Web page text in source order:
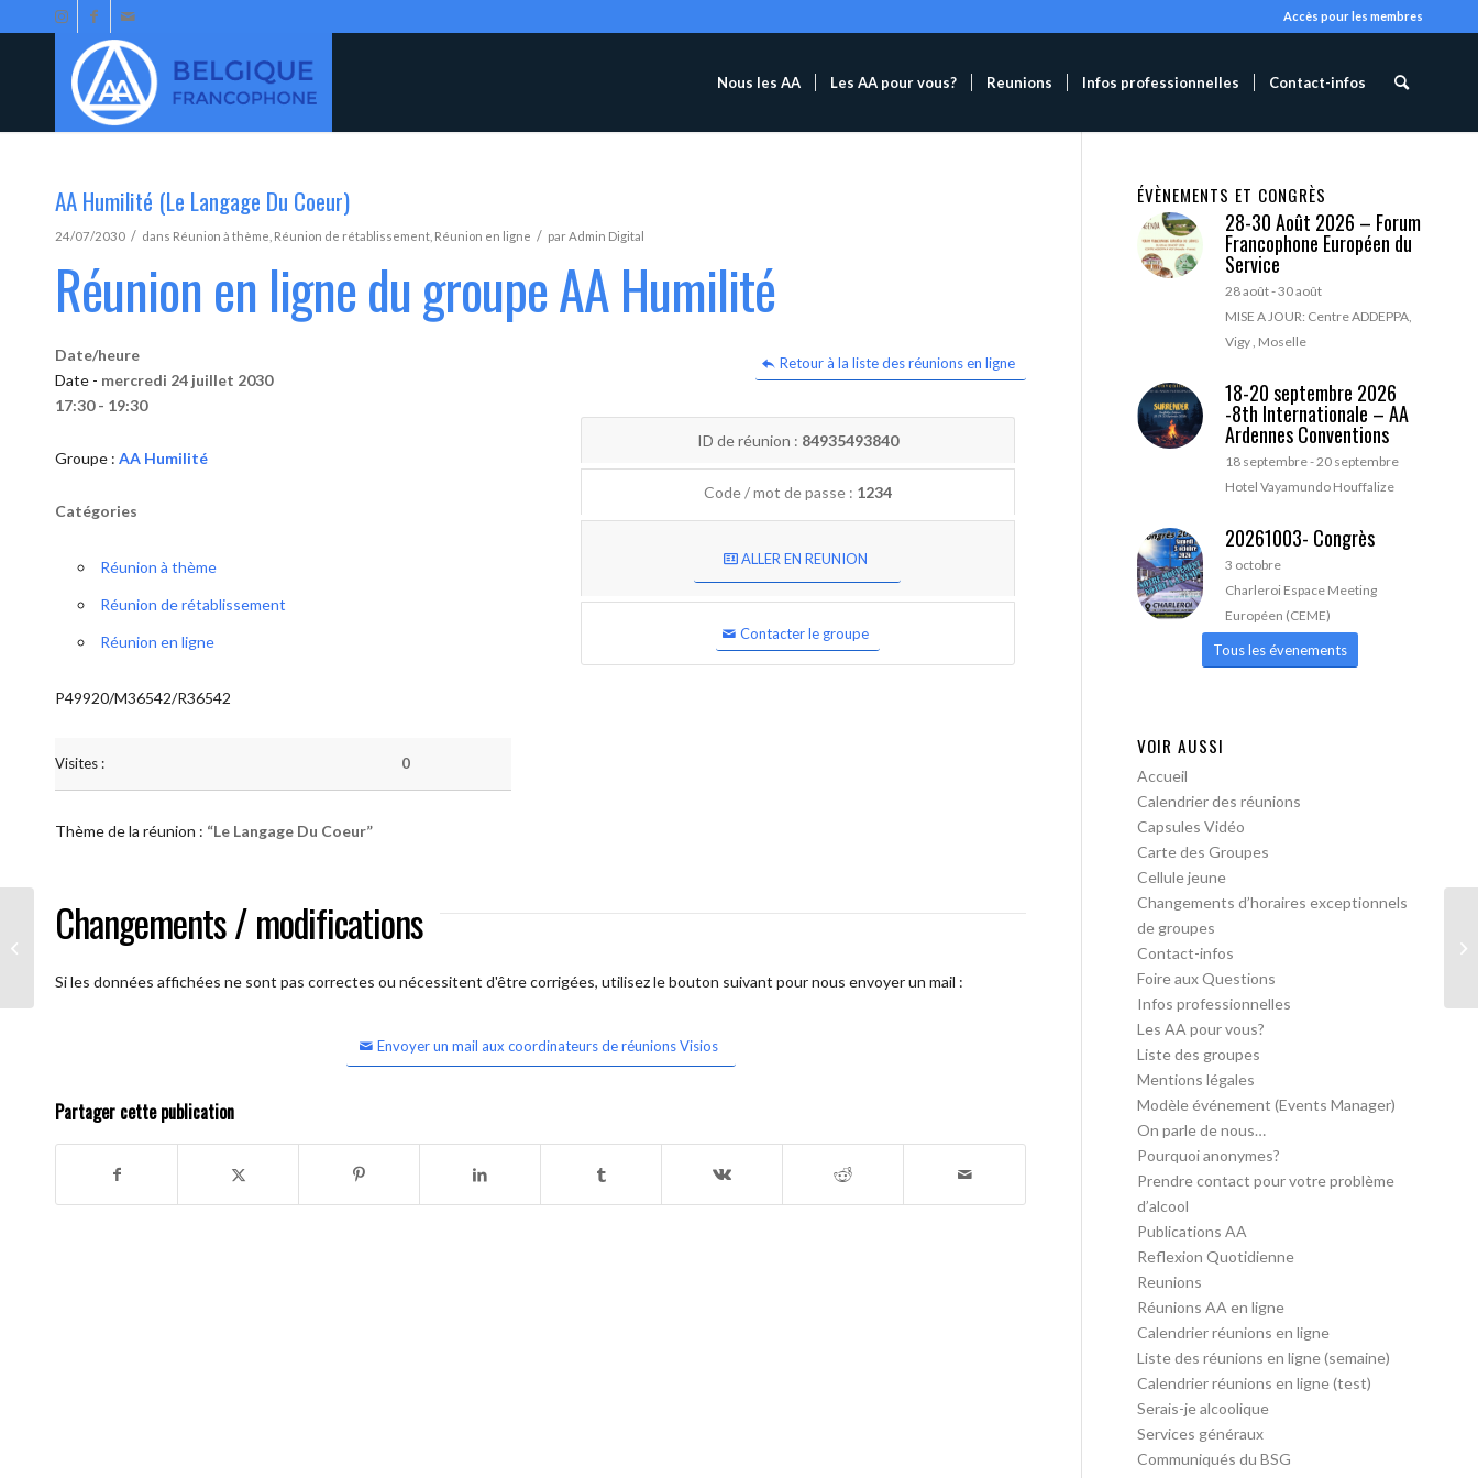
Accès pour les membres
Nous les AA Les AA pour vous? Reunions Infos professionnelles Contact-infos
AA Humilité (Le Langage Du Coeur)
24/07/2030 / dans Réunion à thème Réunion de rétablissement Réunion en ligne / parAdmin Digital
Réunion en ligne du groupe AA Humilité
Retour à la liste des réunions en ligne
Date/heure
Date - mercredi 24 juillet 2030
17:30 - 19:30
Groupe : AA Humilité
Catégories
Réunion à thème
Réunion de rétablissement
Réunion en ligne
P49920/M36542/R36542
Visites : 0
ID de réunion : 84935493840
Code / mot de passe : 1234
ALLER EN REUNION
Contacter le groupe
Thème de la réunion : “Le Langage Du Coeur”
Changements / modifications
Si les données affichées ne sont pas correctes ou nécessitent d'être corrigées, utilisez le bouton suivant pour nous envoyer un mail :
Envoyer un mail aux coordinateurs de réunions Visios
Partager cette publication
ÉVÈNEMENTS ET CONGRÈS
28-30 Août 2026 – Forum
Francophone Européen du
Service
28 août-30 août
MISE A JOUR: Centre ADDEPPA,
Vigy , Moselle
18-20 septembre 2026
-8th Internationale – AA
Ardennes Conventions
18 septembre-20 septembre
Hotel Vayamundo Houffalize
20261003- Congrès
3 octobre
Charleroi Espace Meeting
Européen (CEME)
Tous les évenements
VOIR AUSSI
Accueil
Calendrier des réunions
Capsules Vidéo
Carte des Groupes
Cellule jeune
Changements d’horaires exceptionnels
de groupes
Contact-infos
Foire aux Questions
Infos professionnelles
Les AA pour vous?
Liste des groupes
Mentions légales
Modèle événement (Events Manager)
On parle de nous…
Pourquoi anonymes?
Prendre contact pour votre problème
d’alcool
Publications AA
Reflexion Quotidienne
Reunions
Réunions AA en ligne
Calendrier réunions en ligne
Liste des réunions en ligne (semaine)
Calendrier réunions en ligne (test)
Serais-je alcoolique
Services généraux
Communiqués du BSG
AA Humilité (Le Langage Du Coeur)